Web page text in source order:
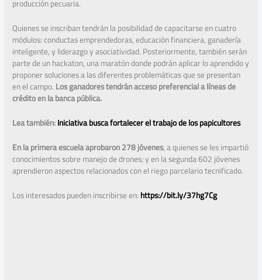
producción pecuaria.
Quienes se inscriban tendrán la posibilidad de capacitarse en cuatro
módulos: conductas emprendedoras, educación financiera, ganadería
inteligente, y liderazgo y asociatividad. Posteriormente, también serán
parte de un hackaton, una maratón donde podrán aplicar lo aprendido y
proponer soluciones a las diferentes problemáticas que se presentan
en el campo.Los ganadores tendrán acceso preferencial a líneas de
crédito en la banca pública.
Lea también:Iniciativa busca fortalecer el trabajo de los papicultores
En la primera escuela aprobaron 278 jóvenes, a quienes se les impartió
conocimientos sobre manejo de drones; y en la segunda 602 jóvenes
aprendieron aspectos relacionados con el riego parcelario tecnificado.
Los interesados pueden inscribirse en:https://bit.ly/37hg7Cg